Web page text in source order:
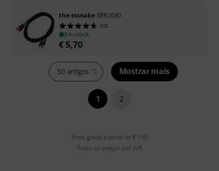
the sssnake SRR2030
602
Em stock
€ 5,70
50 artigos Mostrar mais
1 2
Frete grátis a partir de € 199
Todos os preços incl. IVA